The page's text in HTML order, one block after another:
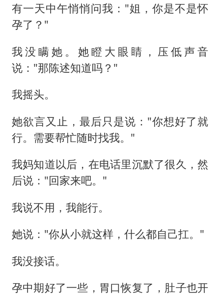
有一天中午悄悄问我："姐，你是不是怀
孕了？"
我没瞒她。她瞪大眼睛，压低声音
说："那陈述知道吗？"
我摇头。
她欲言又止，最后只是说："你想好了就
行。需要帮忙随时找我。"
我妈知道以后，在电话里沉默了很久，然
后说："回家来吧。"
我说不用，我能行。
她说："你从小就这样，什么都自己扛。"
我没接话。
孕中期好了一些，胃口恢复了，肚子也开